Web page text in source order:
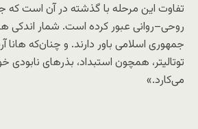
تفاوت این مرحله با گذشته در آن است که
روحی–روانی عبور کرده است. شمار اندکی
جمهوری اسلامی باور دارند. و چنان‌که
توتالیتر، همچون استبداد، بذرهای
می‌کارد.»